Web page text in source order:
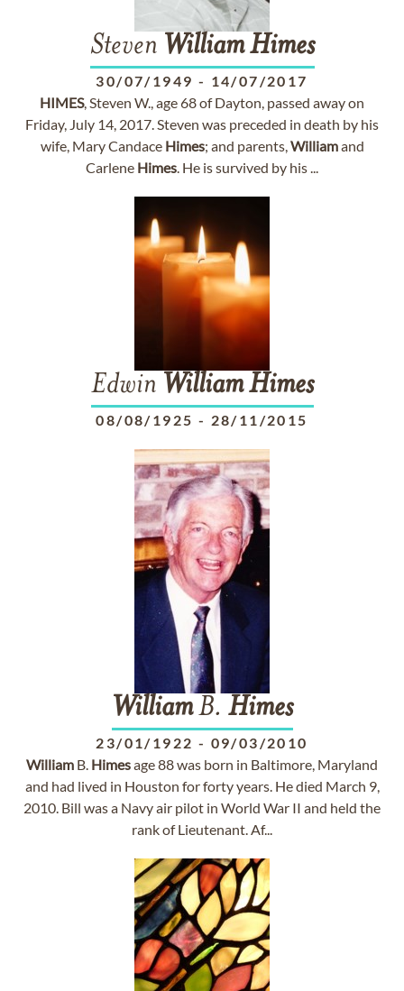
Steven William Himes
30/07/1949 - 14/07/2017
HIMES, Steven W., age 68 of Dayton, passed away on
Friday, July 14, 2017. Steven was preceded in death by his
wife, Mary Candace Himes; and parents,Williamand
Carlene Himes. He is survived by his ...
Edwin William Himes
08/08/1925 - 28/11/2015
WilliamB. Himes
23/01/1922 - 09/03/2010
William B. Himesage 88 was born in Baltimore, Maryland
and had lived in Houston for forty years. He died March 9,
2010. Bill was a Navy air pilot in World War II and held the
rank of Lieutenant. Af...